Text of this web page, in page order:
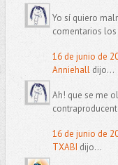
Yo sí quiero
comentarios los
16 de junio de
Anniehalldijo...
Ah! que se me
16 de junio de
TXABI dijo...